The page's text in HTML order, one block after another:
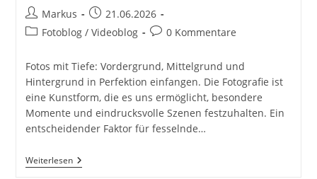
Beitrags-
Autor:
Markus
Beitrag
veröffentlicht:
21.06.2026
Beitrags-
Fotoblog / Videoblog
Beitrags-
0 Kommentare
Fotos mit Tiefe: Vordergrund, Mittelgrund und
Hintergrund in Perfektion einfangen. Die Fotografie ist
eine Kunstform, die es uns ermöglicht, besondere
Momente und eindrucksvolle Szenen festzuhalten. Ein
entscheidender Faktor für fesselnde…
WeiterlesenFotos
Mit